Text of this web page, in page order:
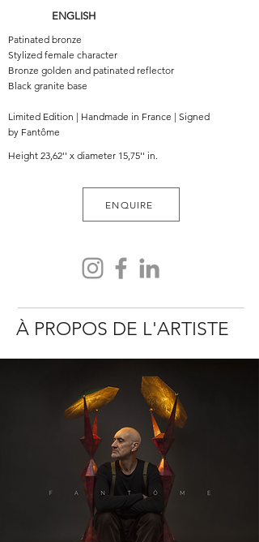
ENGLISH
Patinated bronze
Stylized female character
Bronze golden and patinated reflector
Black granite base
Limited Edition | Handmade in France | Signed
by Fantôme
Height 23,62'' x diameter 15,75'' in.
ENQUIRE
À PROPOS DE L'ARTISTE